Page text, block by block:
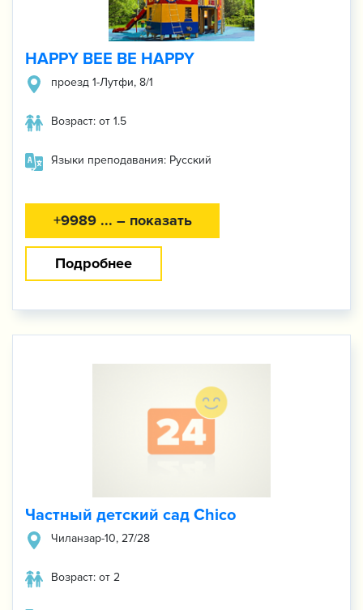
HAPPY BEE BE HAPPY
проезд 1-Лутфи, 8/1
Возраст: от 1.5
Языки преподавания: Русский
+9989 ... – показать
Подробнее
Частный детский сад Chico
Чиланзар-10, 27/28
Возраст: от 2